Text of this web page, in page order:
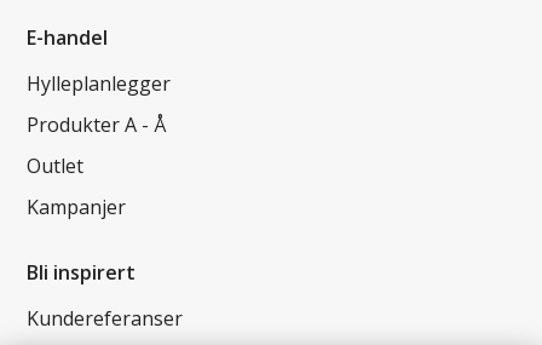
E-handel
Hylleplanlegger
Produkter A - Å
Outlet
Kampanjer
Bli inspirert
Kundereferanser